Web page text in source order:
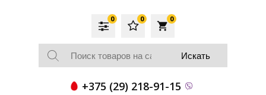
local_grocery_store
0
0
0
+375 (29) 218-91-15